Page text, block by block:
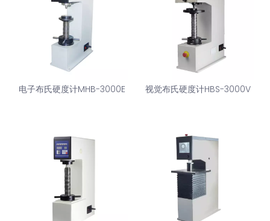
电子布氏硬度计MHB-3000E 视觉布氏硬度计HBS-3000V